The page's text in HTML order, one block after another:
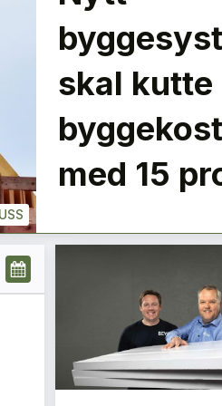
skal kutte
med 15
siloene
Direktør